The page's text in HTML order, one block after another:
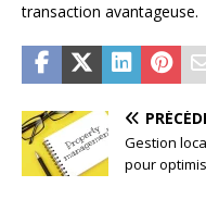
transaction avantageuse.
Gestion
pour